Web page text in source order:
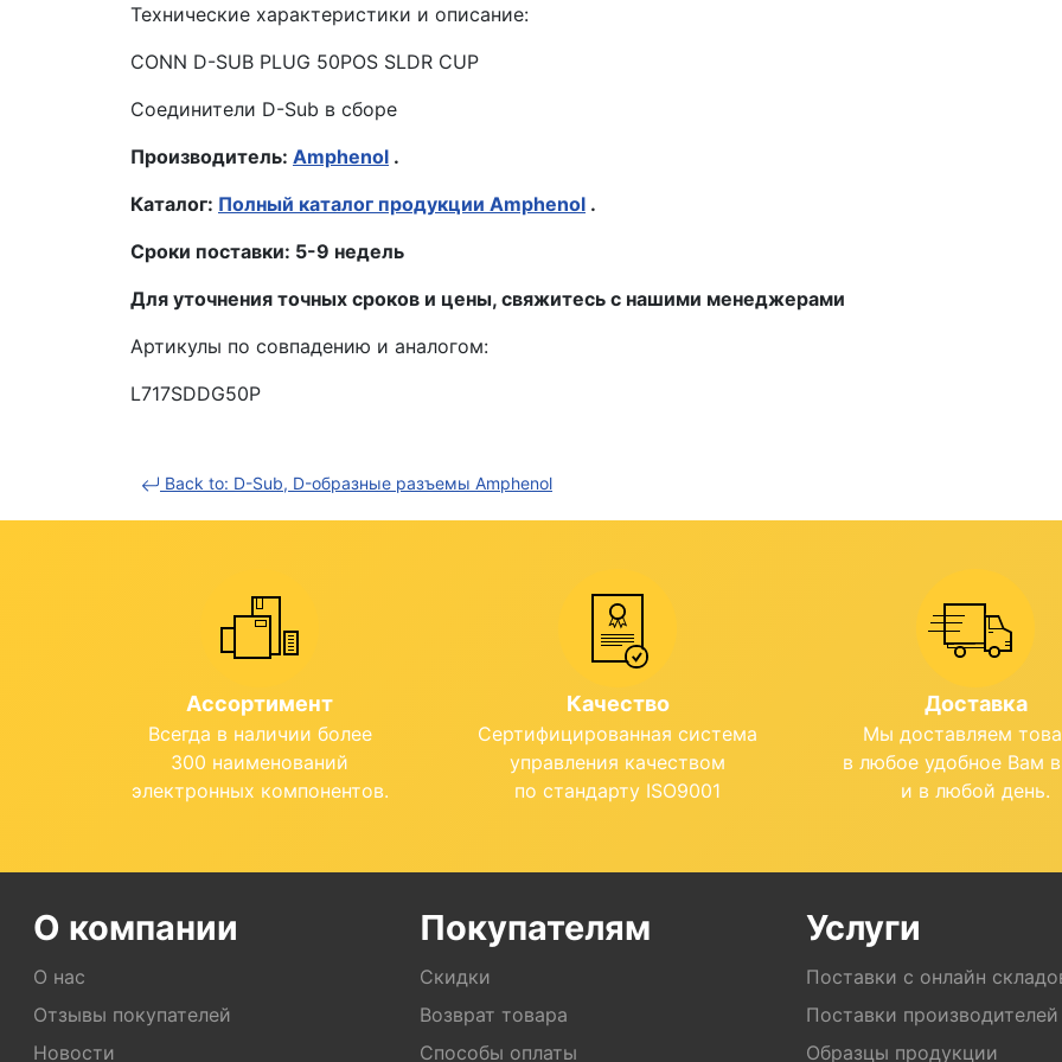
Технические характеристики и описание:
CONN D-SUB PLUG 50POS SLDR CUP
Соединители D-Sub в сборе
Производитель: Amphenol .
Каталог: Полный каталог продукции Amphenol .
Сроки поставки: 5-9 недель
Для уточнения точных сроков и цены, свяжитесь с нашими менеджерами
Артикулы по совпадению и аналогом:
L717SDDG50P
Back to: D-Sub, D-образные разъемы Amphenol
Ассортимент
Всегда в наличии более
300 наименований
электронных компонентов.
Качество
Сертифицированная система
управления качеством
по стандарту ISO9001
Доставка
Мы доставляем
в любое удобное Вам
и в любой день.
О компании
О нас
Отзывы покупателей
Новости
Покупателям
Скидки
Возврат товара
Способы оплаты
Услуги
Поставки с онлайн
Поставки производителей
Образцы продукции